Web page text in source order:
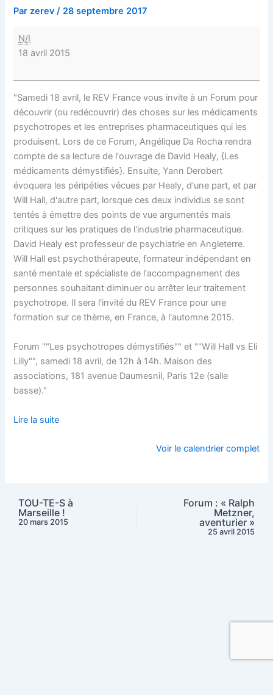
Parzerev/ 28 septembre 2017
N/I
18 avril 2015
"Samedi 18 avril, le REV France vous invite à un Forum pour
découvrir (ou redécouvrir) des choses sur les médicaments
psychotropes et les entreprises pharmaceutiques qui les
produisent. Lors de ce Forum, Angélique Da Rocha rendra
compte de sa lecture de l'ouvrage de David Healy, {Les
médicaments démystifiés}. Ensuite, Yann Derobert
évoquera les péripéties vécues par Healy, d'une part, et par
Will Hall, d'autre part, lorsque ces deux individus se sont
tentés à émettre des points de vue argumentés mais
critiques sur les pratiques de l'industrie pharmaceutique.
David Healy est professeur de psychiatrie en Angleterre.
Will Hall est psychothérapeute, formateur indépendant en
santé mentale et spécialiste de l'accompagnement des
personnes souhaitant diminuer ou arrêter leur traitement
psychotrope. Il sera l'invité du REV France pour une
formation sur ce thème, en France, à l'automne 2015.
Forum ""Les psychotropes démystifiés"" et ""Will Hall vs Eli
Lilly"", samedi 18 avril, de 12h à 14h. Maison des
associations, 181 avenue Daumesnil, Paris 12e (salle
basse)."
Lire la suite
Voir le calendrier complet
TOU-TE-S à
Marseille !
20 mars 2015
Forum : « Ralph
Metzner,
aventurier »
25 avril 2015